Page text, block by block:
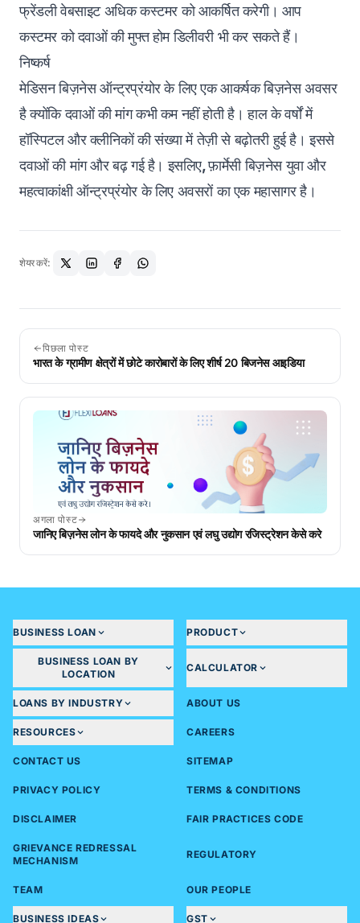
फ्रेंडली वेबसाइट अधिक कस्टमर को आकर्षित करेगी। आप
कस्टमर को दवाओं की मुफ्त होम डिलीवरी भी कर सकते हैं।
निष्कर्ष
मेडिसन बिज़नेस ऑन्ट्रप्रंयोर के लिए एक आकर्षक बिज़नेस अवसर
है क्योंकि दवाओं की मांग कभी कम नहीं होती है। हाल के वर्षों में
हॉस्पिटल और क्लीनिकों की संख्या में तेज़ी से बढ़ोतरी हुई है। इससे
दवाओं की मांग और बढ़ गई है। इसलिए,फ़ार्मेसी बिज़नेस युवा और
महत्वाकांक्षी ऑन्ट्रप्रंयोर के लिए अवसरों का एक महासागर है।
शेयर करें:
पिछला पोस्ट
भारत के ग्रामीण क्षेत्रों में छोटे कारोबारों के लिए शीर्ष 20 बिजनेस आइडिया
अगला पोस्ट
जानिए बिज़नेस लोन के फायदे और नुकसान एवं लघु उद्योग रजिस्ट्रेशन केसे करे
BUSINESS LOAN PRODUCT
BUSINESS LOAN BY
LOCATION
CALCULATOR
LOANS BY INDUSTRY ABOUT US
RESOURCES CAREERS
CONTACT US SITEMAP
PRIVACY POLICY TERMS & CONDITIONS
DISCLAIMER FAIR PRACTICES CODE
GRIEVANCE REDRESSAL
MECHANISM
REGULATORY
TEAM OUR PEOPLE
BUSINESS IDEAS GST